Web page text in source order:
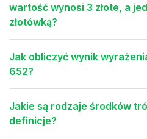
wartość wynosi 3 złote, a
złotówką?
Jak obliczyć wynik
652?
Jakie są rodzaje środków
definicje?